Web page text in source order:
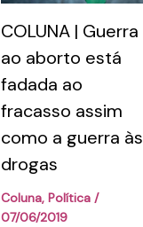
COLUNA | Guerra
ao aborto está
fadada ao
fracasso assim
como a guerra às
drogas
Coluna, Política/
07/06/2019